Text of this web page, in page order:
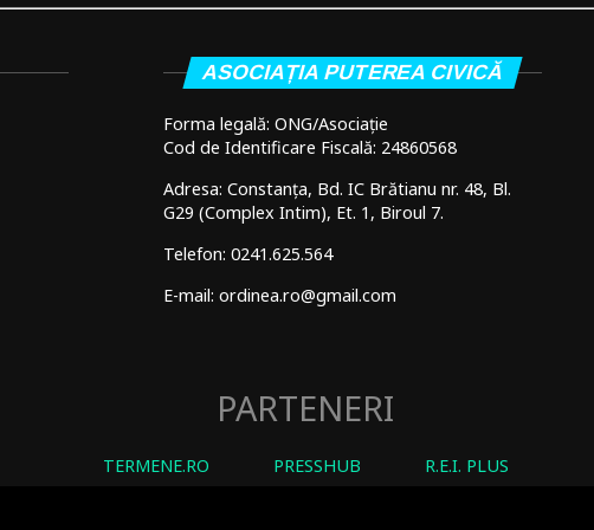
ASOCIAȚIA PUTEREA CIVICĂ
Forma legală: ONG/Asociație
Cod de Identificare Fiscală: 24860568
Adresa: Constanța, Bd. IC Brătianu nr. 48, Bl.
G29 (Complex Intim), Et. 1, Biroul 7.
Telefon: 0241.625.564
E-mail: ordinea.ro@gmail.com
PARTENERI
TERMENE.RO PRESSHUB R.E.I. PLUS